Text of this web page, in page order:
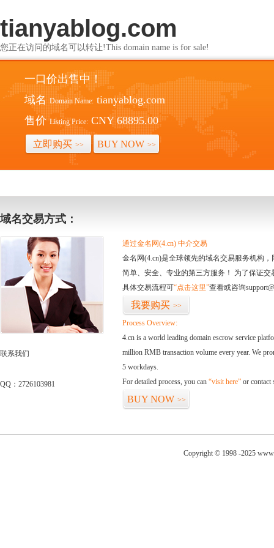
tianyablog.com
您正在访问的域名可以转让!This domain name is for sale!
一口价出售中！
域名 Domain Name: tianyablog.com
售价 Listing Price: CNY 68895.00
立即购买 >> BUY NOW >>
域名交易方式：
联系我们
QQ：2726103981
通过金名网(4.cn) 中介交易
金名网(4.cn)是全球领先的域名交易服务机构
简单、安全、专业的第三方服务！ 为了保证
具体交易流程可“点击这里”查看或咨询
我要购买 >>
Process Overview:
4.cn is a world leading domain escrow service
million RMB transaction volume every year. We
5 workdays.
For detailed process, you can “visit here” or contact
BUY NOW >>
Copyright © 1998 -2025